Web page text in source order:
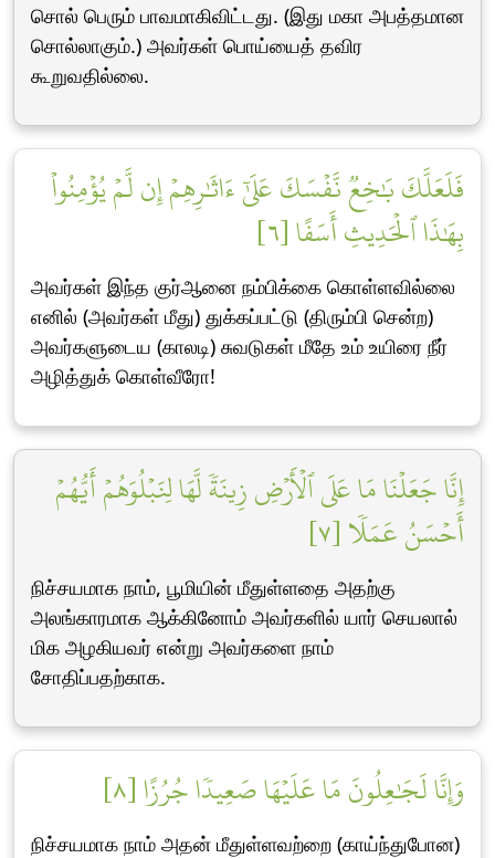
சொல் பெரும் பாவமாகிவிட்டது. (இது மகா அபத்தமான
சொல்லாகும்.) அவர்கள் பொய்யைத் தவிர
கூறுவதில்லை.
فَلَعَلَّكَ بَٰخِعٞ نَّفۡسَكَ عَلَىٰٓ ءَاثَٰرِهِمۡ إِن لَّمۡ يُؤۡمِنُواْ
بِهَٰذَا ٱلۡحَدِيثِ أَسَفًا [٦]
அவர்கள் இந்த குர்ஆனை நம்பிக்கை கொள்ளவில்லை
எனில் (அவர்கள் மீது) துக்கப்பட்டு (திரும்பி சென்ற)
அவர்களுடைய (காலடி) சுவடுகள் மீதே உம் உயிரை நீர்
அழித்துக் கொள்வீரோ!
إِنَّا جَعَلۡنَا مَا عَلَى ٱلۡأَرۡضِ زِينَةٗ لَّهَا لِنَبۡلُوَهُمۡ أَيُّهُمۡ
أَحۡسَنُ عَمَلٗا [٧]
நிச்சயமாக நாம், பூமியின் மீதுள்ளதை அதற்கு
அலங்காரமாக ஆக்கினோம் அவர்களில் யார் செயலால்
மிக அழகியவர் என்று அவர்களை நாம்
சோதிப்பதற்காக.
وَإِنَّا لَجَٰعِلُونَ مَا عَلَيۡهَا صَعِيدٗا جُرُزًا [٨]
நிச்சயமாக நாம் அதன் மீதுள்ளவற்றை (காய்ந்துபோன)